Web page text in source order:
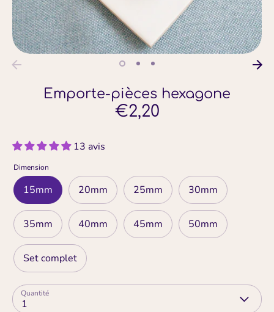
Emporte-pièces hexagone
€2,20
13 avis
Dimension
15mm 20mm 25mm 30mm
35mm 40mm 45mm 50mm
Set complet
Quantité
1